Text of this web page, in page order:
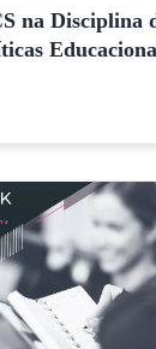
na Disciplina